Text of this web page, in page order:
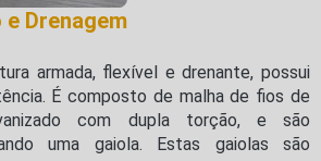
e Drenagem
armada, flexível e drenante, possui
É composto de malha de fios de
com dupla torção, e são
uma gaiola. Estas gaiolas são